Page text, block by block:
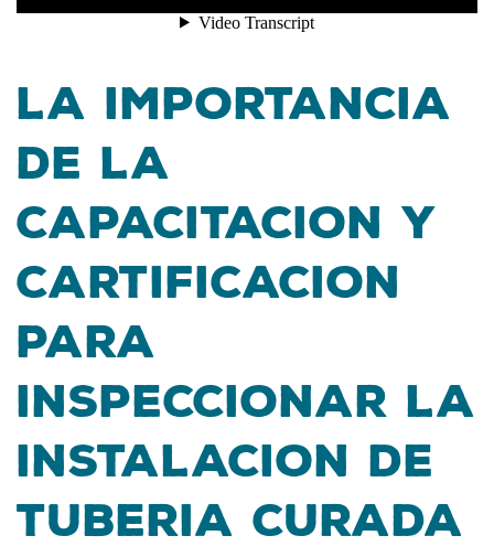
La Importancia
de la
Capacitacion y
Cartificacion
para
Inspeccionar la
Instalacion de
Tuberia Curada